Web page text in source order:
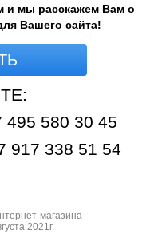
и мы расскажем Вам о
Вашего сайта!
495 580 30 45
917 338 51 54
магазина
2021г.